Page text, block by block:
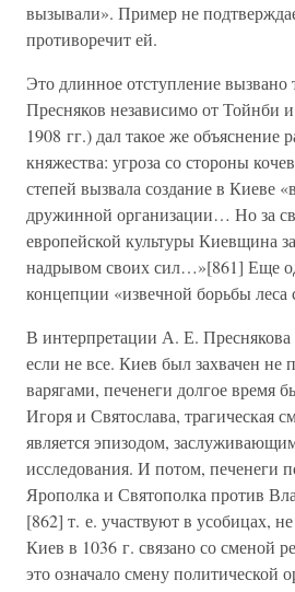
вызывали». Пример не
противоречит ей.
Это длинное отступление
Пресняков независимо от Тойнби
1908 гг.) дал такое же объяснение
княжества: угроза со стороны
степей вызвала создание в Киеве
дружинной организации… Но за
европейской культуры Киевщина
надрывом своих сил…»[861] Еще
концепции «извечной борьбы леса
В интерпретации А. Е. Преснякова
если не все. Киев был захвачен не
варягами, печенеги долгое время
Игоря и Святослава, трагическая
является эпизодом,
исследования. И потом, печенеги
Ярополка и Святополка против
[862] т. е. участвуют в усобицах,
Киев в 1036 г. связано со сменой
это означало смену политической